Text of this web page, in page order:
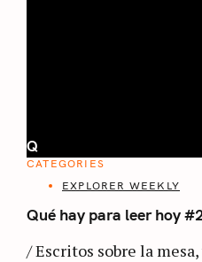
Q
CATEGORIES
EXPLORER WEEKLY
Qué hay para leer hoy
/ Escritos sobre la